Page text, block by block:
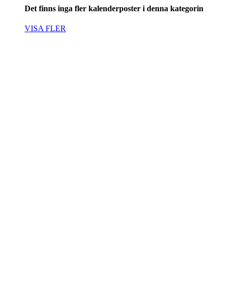
Det finns inga fler kalenderposter i denna kategorin
VISA FLER